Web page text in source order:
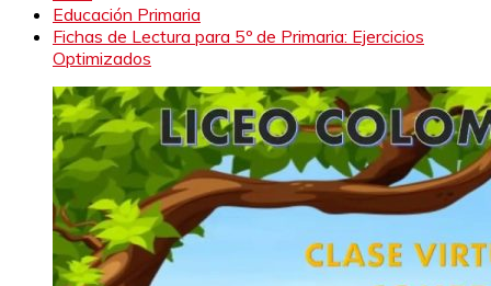
Educación Primaria
Fichas de Lectura para 5º de Primaria: Ejercicios
Optimizados